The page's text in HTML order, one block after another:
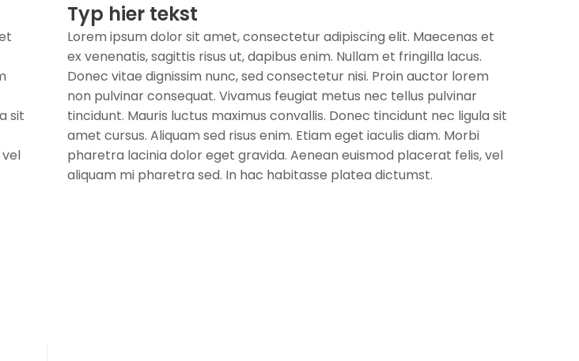
sit
Typ hier tekst
Lorem ipsum dolor sit amet, consectetur adipiscing elit. Maecenas et
ex venenatis, sagittis risus ut, dapibus enim. Nullam et fringilla lacus.
Donec vitae dignissim nunc, sed consectetur nisi. Proin auctor lorem
non pulvinar consequat. Vivamus feugiat metus nec tellus pulvinar
tincidunt. Mauris luctus maximus convallis. Donec tincidunt nec ligula sit
amet cursus. Aliquam sed risus enim. Etiam eget iaculis diam. Morbi
pharetra lacinia dolor eget gravida. Aenean euismod placerat felis, vel
aliquam mi pharetra sed. In hac habitasse platea dictumst.